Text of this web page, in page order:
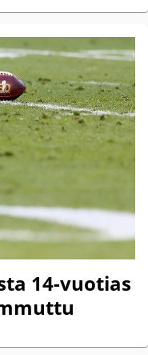
14-vuotias